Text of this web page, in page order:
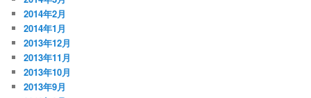
2014年2月
2014年1月
2013年12月
2013年11月
2013年10月
2013年9月